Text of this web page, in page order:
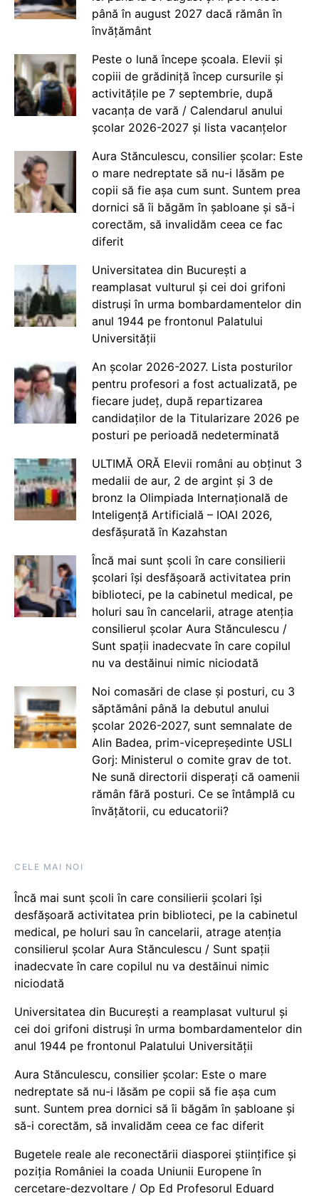
până în august 2027 dacă rămân în
învățământ
Peste o lună începe școala. Elevii și
copiii de grădiniță încep cursurile și
activitățile pe 7 septembrie, după
vacanța de vară / Calendarul anului
școlar 2026-2027 și lista vacanțelor
Aura Stănculescu, consilier școlar: Este
o mare nedreptate să nu-i lăsăm pe
copii să fie așa cum sunt. Suntem prea
dornici să îi băgăm în șabloane și să-i
corectăm, să invalidăm ceea ce fac
diferit
Universitatea din București a
reamplasat vulturul și cei doi grifoni
distruși în urma bombardamentelor din
anul 1944 pe frontonul Palatului
Universității
An școlar 2026-2027. Lista posturilor
pentru profesori a fost actualizată, pe
fiecare județ, după repartizarea
candidaților de la Titularizare 2026 pe
posturi pe perioadă nedeterminată
ULTIMĂ ORĂ Elevii români au obținut 3
medalii de aur, 2 de argint și 3 de
bronz la Olimpiada Internațională de
Inteligență Artificială – IOAI 2026,
desfășurată în Kazahstan
Încă mai sunt școli în care consilierii
școlari își desfășoară activitatea prin
biblioteci, pe la cabinetul medical, pe
holuri sau în cancelarii, atrage atenția
consilierul școlar Aura Stănculescu /
Sunt spații inadecvate în care copilul
nu va destăinui nimic niciodată
Noi comasări de clase și posturi, cu 3
săptămâni până la debutul anului
școlar 2026-2027, sunt semnalate de
Alin Badea, prim-vicepreședinte USLI
Gorj: Ministerul o comite grav de tot.
Ne sună directorii disperați că oamenii
rămân fără posturi. Ce se întâmplă cu
învățătorii, cu educatorii?
CELE MAI NOI
Încă mai sunt școli în care consilierii școlari își
desfășoară activitatea prin biblioteci, pe la cabinetul
medical, pe holuri sau în cancelarii, atrage atenția
consilierul școlar Aura Stănculescu / Sunt spații
inadecvate în care copilul nu va destăinui nimic
niciodată
Universitatea din București a reamplasat vulturul și
cei doi grifoni distruși în urma bombardamentelor din
anul 1944 pe frontonul Palatului Universității
Aura Stănculescu, consilier școlar: Este o mare
nedreptate să nu-i lăsăm pe copii să fie așa cum
sunt. Suntem prea dornici să îi băgăm în șabloane și
să-i corectăm, să invalidăm ceea ce fac diferit
Bugetele reale ale reconectării diasporei științifice și
poziția României la coada Uniunii Europene în
cercetare-dezvoltare / Op Ed Profesorul Eduard